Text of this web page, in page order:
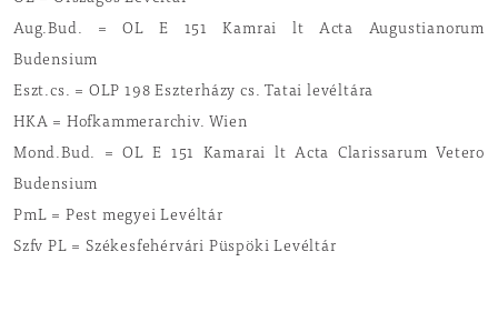
Aug.Bud. = OL E 151 Kamrai lt Acta Augustianorum
Budensium
Eszt.cs. = OLP 198 Eszterházy cs. Tatai levéltára
HKA = Hofkammerarchiv. Wien
Mond.Bud. = OL E 151 Kamarai lt Acta Clarissarum Vetero
Budensium
PmL = Pest megyei Levéltár
Szfv PL = Székesfehérvári Püspöki Levéltár